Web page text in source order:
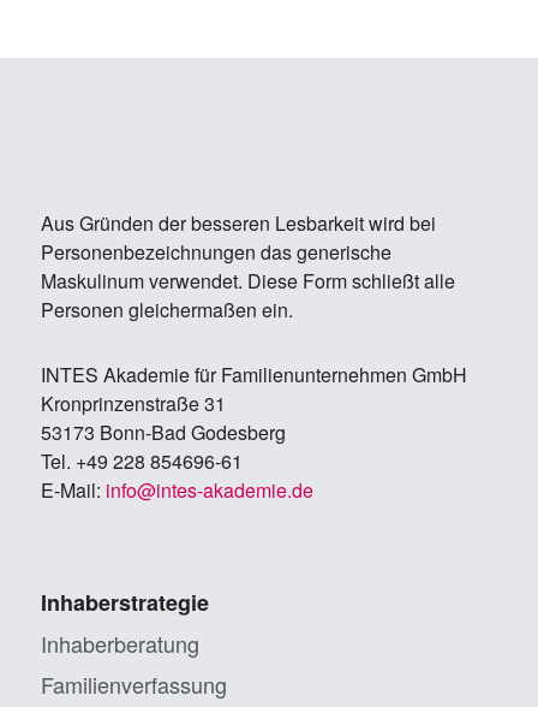
Aus Gründen der besseren Lesbarkeit wird bei
Personenbezeichnungen das generische
Maskulinum verwendet. Diese Form schließt alle
Personen gleichermaßen ein.
IN­TES Aka­de­mie für Fa­mi­li­en­un­ter­neh­men GmbH
Kron­prin­zen­stra­ße 31
53173 Bonn-Bad Go­des­berg
Tel. +49 228 854696-61
E-Mail: info@in­tes-aka­de­mie.de
Inhaberstrategie
Inhaberberatung
Familienverfassung